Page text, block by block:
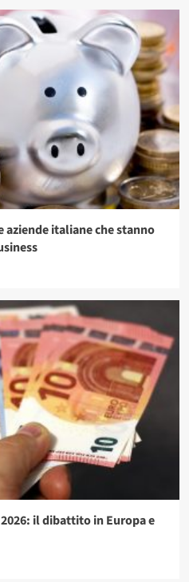
aziende italiane che stanno
il dibattito in Europa e